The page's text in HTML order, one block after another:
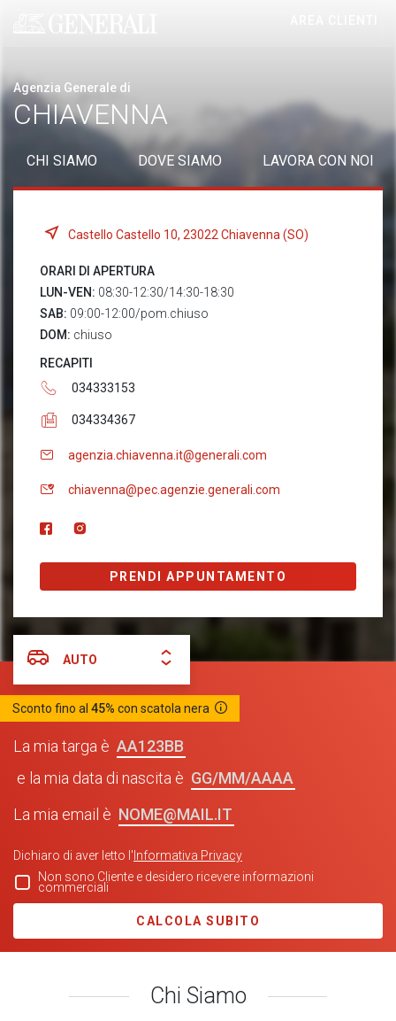
Agenzia Generale di
CHIAVENNA
CHI SIAMO DOVE SIAMO LAVORA CON NOI
Castello Castello 10, 23022 Chiavenna (SO)
ORARI DI APERTURA
LUN-VEN: 08:30-12:30/14:30-18:30
SAB: 09:00-12:00/pom.chiuso
DOM: chiuso
RECAPITI
034333153
034334367
agenzia.chiavenna.it@generali.com
chiavenna@pec.agenzie.generali.com
PRENDI APPUNTAMENTO
AUTO
Sconto fino al 45% con scatola nera
La mia targa è
AA123BB
e la mia data di nascita è
GG/MM/AAAA
La mia email è NOME@MAIL.IT
Dichiaro di aver letto l' Informativa Privacy
Non sono Cliente e desidero ricevere informazioni
commerciali
CALCOLA SUBITO
Chi Siamo